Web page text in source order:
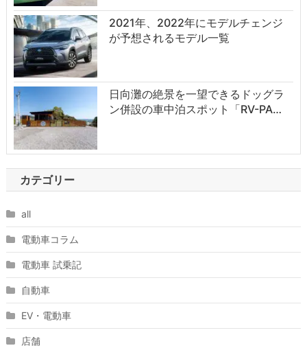
2021年、2022年にモデルチェンジ
が予想されるモデル一覧
日向灘の絶景を一望できるドッグラ
ン併設の車中泊スポット「RV-PA…
カテゴリー
all
電動車コラム
電動車 試乗記
自動車
EV・電動車
店舗